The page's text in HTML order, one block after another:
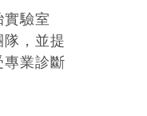
驗室
，並提
專業診斷